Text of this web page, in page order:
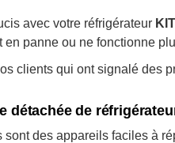
avec votre réfrigérateur
en panne ou ne fonctionne
clients qui ont signalé des
détachée de
sont des appareils faciles à